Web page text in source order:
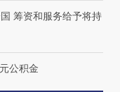
筹资和服务给予将持
公积金